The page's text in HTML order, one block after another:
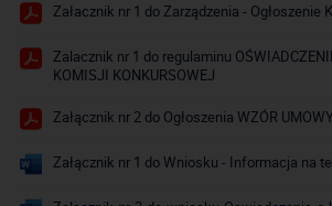
Załacznik nr 1 do Zarządzenia - Ogłoszenie
Zalacznik nr 1 do regulaminu
KOMISJI KONKURSOWEJ
Załącznik nr 2 do Ogłoszenia WZÓR UMOWY
Załącznik nr 1 do Wniosku - Informacja na